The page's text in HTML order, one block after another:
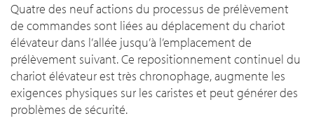
Quatre des neuf actions du processus de prélèvement
de commandes sont liées au déplacement du chariot
élévateur dans l’allée jusqu’à l’emplacement de
prélèvement suivant. Ce repositionnement continuel du
chariot élévateur est très chronophage, augmente les
exigences physiques sur les caristes et peut générer des
problèmes de sécurité.